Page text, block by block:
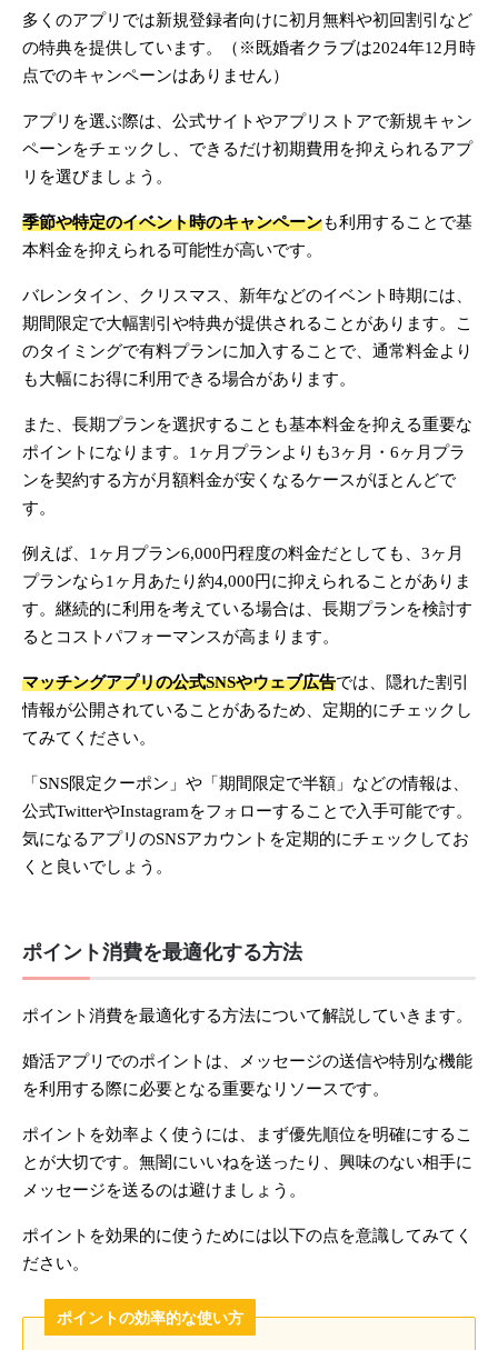
多くのアプリでは新規登録者向けに初月無料や初回割引など
の特典を提供しています。（※既婚者クラブは2024年12月時
点でのキャンペーンはありません）
アプリを選ぶ際は、公式サイトやアプリストアで新規キャン
ペーンをチェックし、できるだけ初期費用を抑えられるアプ
リを選びましょう。
季節や特定のイベント時のキャンペーンも利用することで基
本料金を抑えられる可能性が高いです。
バレンタイン、クリスマス、新年などのイベント時期には、
期間限定で大幅割引や特典が提供されることがあります。こ
のタイミングで有料プランに加入することで、通常料金より
も大幅にお得に利用できる場合があります。
また、長期プランを選択することも基本料金を抑える重要な
ポイントになります。1ヶ月プランよりも3ヶ月・6ヶ月プラ
ンを契約する方が月額料金が安くなるケースがほとんどで
す。
例えば、1ヶ月プラン6,000円程度の料金だとしても、3ヶ月
プランなら1ヶ月あたり約4,000円に抑えられることがありま
す。継続的に利用を考えている場合は、長期プランを検討す
るとコストパフォーマンスが高まります。
マッチングアプリの公式SNSやウェブ広告では、隠れた割引
情報が公開されていることがあるため、定期的にチェックし
てみてください。
「SNS限定クーポン」や「期間限定で半額」などの情報は、
公式TwitterやInstagramをフォローすることで入手可能です。
気になるアプリのSNSアカウントを定期的にチェックしてお
くと良いでしょう。
ポイント消費を最適化する方法
ポイント消費を最適化する方法について解説していきます。
婚活アプリでのポイントは、メッセージの送信や特別な機能
を利用する際に必要となる重要なリソースです。
ポイントを効率よく使うには、まず優先順位を明確にするこ
とが大切です。無闇にいいねを送ったり、興味のない相手に
メッセージを送るのは避けましょう。
ポイントを効果的に使うためには以下の点を意識してみてく
ださい。
ポイントの効率的な使い方